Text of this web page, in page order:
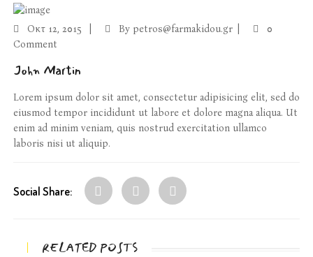
Οκτ 12, 2015 By petros@farmakidou.gr
0
Comment
John Martin
Lorem ipsum dolor sit amet, consectetur adipisicing elit, sed do
eiusmod tempor incididunt ut labore et dolore magna aliqua. Ut
enim ad minim veniam, quis nostrud exercitation ullamco
laboris nisi ut aliquip.
Social Share:
RELATED POSTS